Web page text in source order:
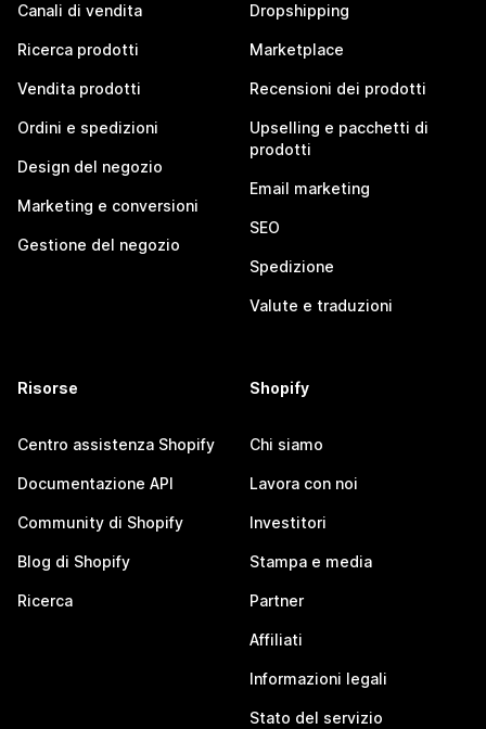
Canali di vendita
Ricerca prodotti
Vendita prodotti
Ordini e spedizioni
Design del negozio
Marketing e conversioni
Gestione del negozio
Dropshipping
Marketplace
Recensioni dei prodotti
Upselling e pacchetti di
prodotti
Email marketing
SEO
Spedizione
Valute e traduzioni
Risorse
Centro assistenza Shopify
Documentazione API
Community di Shopify
Blog di Shopify
Ricerca
Shopify
Chi siamo
Lavora con noi
Investitori
Stampa e media
Partner
Affiliati
Informazioni legali
Stato del servizio